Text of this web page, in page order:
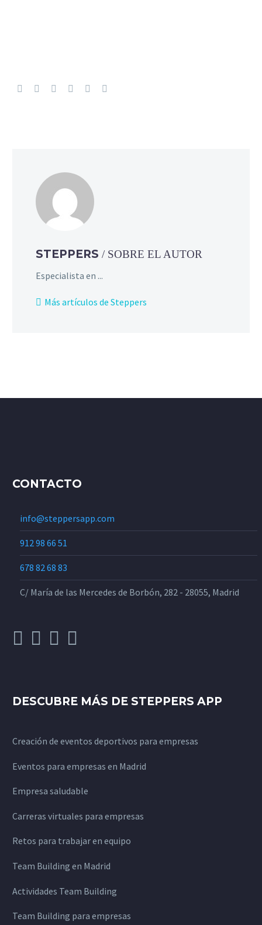
STEPPERS / SOBRE EL AUTOR
Especialista en ...
Más artículos de Steppers
CONTACTO
info@steppersapp.com
912 98 66 51
678 82 68 83
C/ María de las Mercedes de Borbón, 282 - 28055, Madrid
DESCUBRE MÁS DE STEPPERS APP
Creación de eventos deportivos para empresas
Eventos para empresas en Madrid
Empresa saludable
Carreras virtuales para empresas
Retos para trabajar en equipo
Team Building en Madrid
Actividades Team Building
Team Building para empresas